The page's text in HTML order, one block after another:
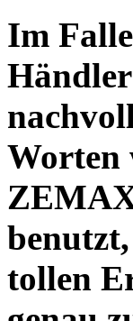
Im
Worten
tollen